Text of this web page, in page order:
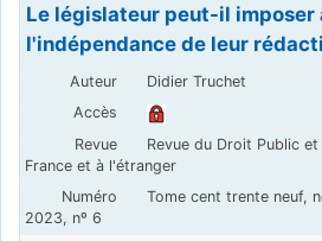
Le législateur peut-il imposer
l'indépendance de leur
Didier Truchet
Revue du Droit Public
France et à l'étranger
Tome cent trente neuf,
2023, nº 6